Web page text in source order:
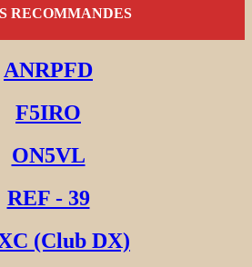
RECOMMANDES
ANRPFD
F5IRO
ON5VL
REF - 39
(Club DX)